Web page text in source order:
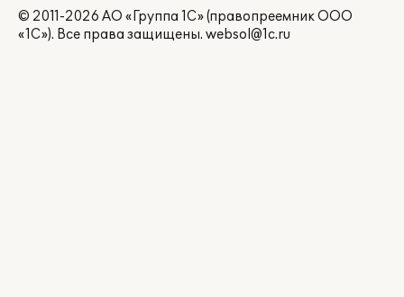
© 2011-2026 АО «Группа 1С» (правопреемник ООО
«1С»). Все права защищены. websol@1c.ru